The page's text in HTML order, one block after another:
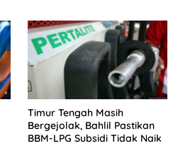
Timur Tengah Masih
Bergejolak, Bahlil Pastikan
BBM-LPG Subsidi Tidak Naik